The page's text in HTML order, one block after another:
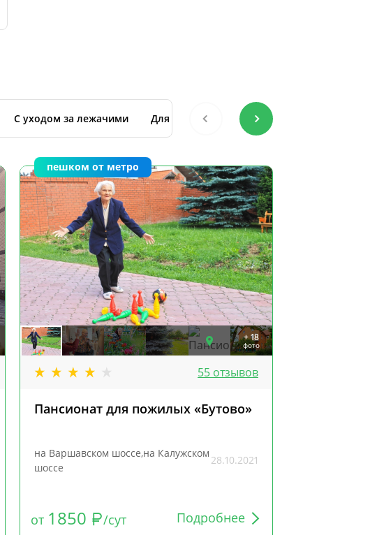
С уходом за лежачими Для восстановления после ковида
пешком от метро
+ 18
фото
55 отзывов
Пансионат для пожилых «Бутово»
на Варшавском шоссе,на Калужском
шоссе
28.10.2021
от 1850 /сут Подробнее